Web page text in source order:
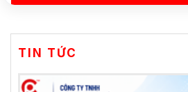
TIN TỨC